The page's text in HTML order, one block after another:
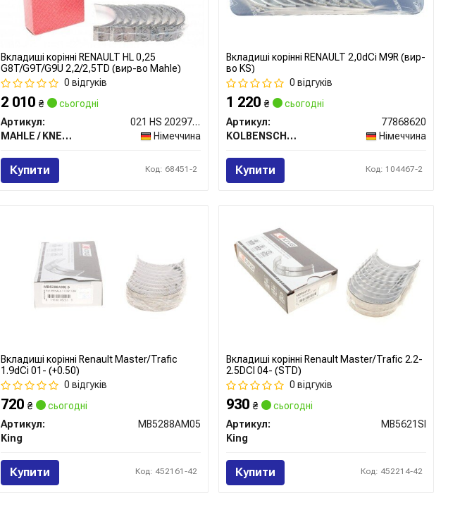
Вкладиші корінні RENAULT HL 0,25
G8T/G9T/G9U 2,2/2,5TD (вир-во Mahle)
0 відгуків
2 010₴
сьогодні
Артикул:
021 HS 20297 025
MAHLE / KNECHT
Німеччина
Купити Код: 68451-2
Вкладиші корінні RENAULT 2,0dCi M9R (вир-
во KS)
0 відгуків
1 220₴
сьогодні
Артикул:
77868620
KOLBENSCHMIDT
Німеччина
Купити Код: 104467-2
Вкладиші корінні Renault Master/Trafic
1.9dCi 01- (+0.50)
0 відгуків
720₴
сьогодні
Артикул:
MB5288AM05
King
Купити Код: 452161-42
Вкладиші корінні Renault Master/Trafic 2.2-
2.5DCI 04- (STD)
0 відгуків
930₴
сьогодні
Артикул:
MB5621SI
King
Купити Код: 452214-42